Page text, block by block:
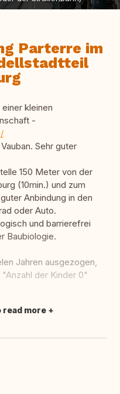
Parterre im
kleinen
-
Sehr guter
150 Meter von der
(10min.) und zum
Anbindung in den
oder Auto.
und barrierefrei
Baubiologie.
Jahren ausgezogen,
der Kinder 0"
read more